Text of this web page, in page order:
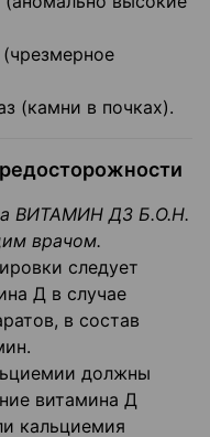
(камни в почках).
ВИТАМИН ДЗ Б.О.Н.
врачом.
следует
Д в случае
в состав
должны
витамина Д
кальциемия